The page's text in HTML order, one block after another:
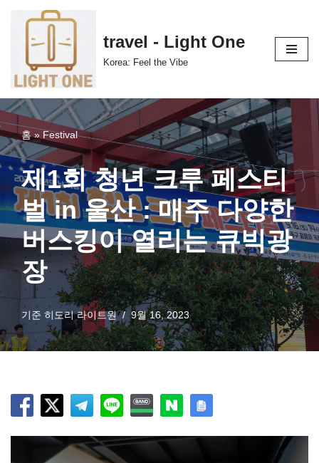
츠
로
건
너
뛰
기
travel - Light One
Korea: Feel the Vibe
홈» Festival
제1회 청년 크루 페스티
벌 in 울산 : 매주 다양한
버스킹이 열리는 큐빅광
장
기준 히도리 라이트원 9월 16, 2023